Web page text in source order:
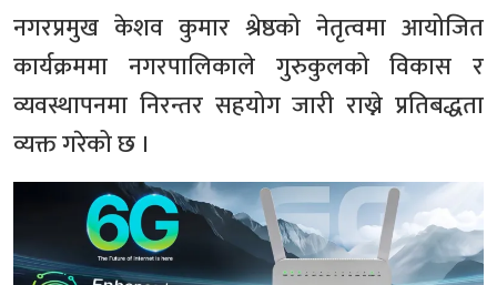
नगरप्रमुख केशव कुमार श्रेष्ठको नेतृत्वमा आयोजित
कार्यक्रममा नगरपालिकाले गुरुकुलको विकास र
व्यवस्थापनमा निरन्तर सहयोग जारी राख्ने प्रतिबद्धता
व्यक्त गरेको छ ।